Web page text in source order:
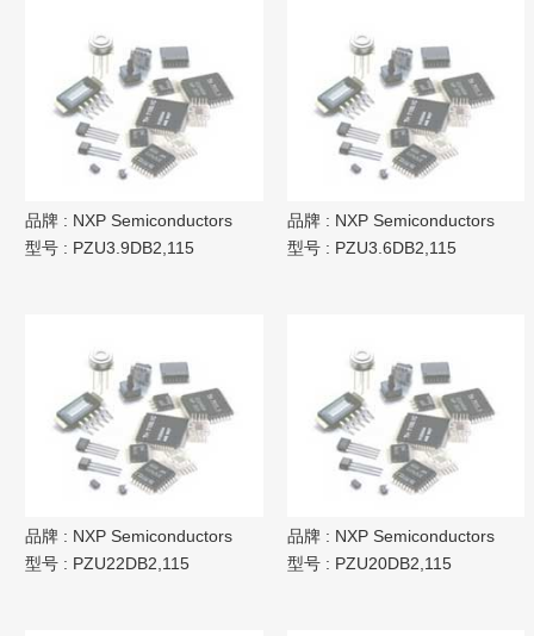
品牌 : NXP Semiconductors
型号 : PZU3.9DB2,115
品牌 : NXP Semiconductors
型号 : PZU3.6DB2,115
品牌 : NXP Semiconductors
型号 : PZU22DB2,115
品牌 : NXP Semiconductors
型号 : PZU20DB2,115